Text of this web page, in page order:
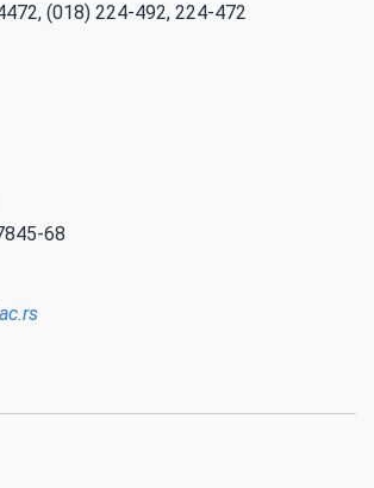
(018) 224-492, 224-472
68